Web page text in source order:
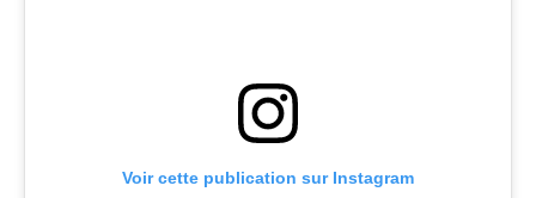
Voir cette publication sur Instagram